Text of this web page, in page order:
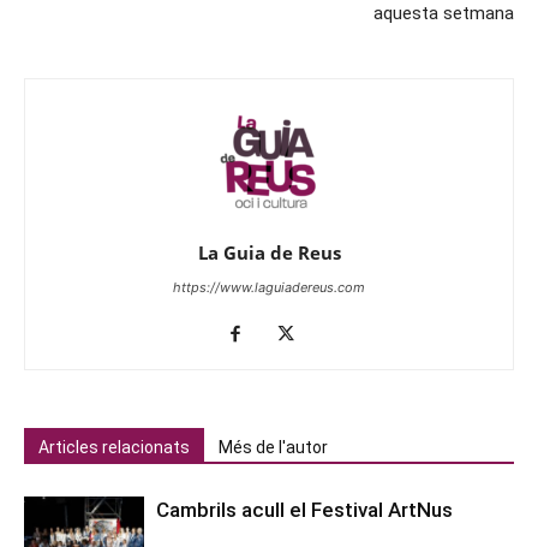
aquesta setmana
La Guia de Reus
https://www.laguiadereus.com
Articles relacionats Més de l'autor
Cambrils acull el Festival ArtNus